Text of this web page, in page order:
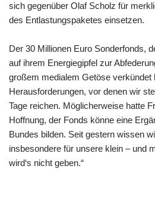
sich gegenüber Olaf Scholz für
des Entlastungspaketes einsetzen.
Der 30 Millionen Euro Sonderfonds,
auf ihrem Energiegipfel zur
großem medialem Getöse verkündet
Herausforderungen, vor denen wir
Tage reichen. Möglicherweise hatte
Hoffnung, der Fonds könne eine
Bundes bilden. Seit gestern wissen
insbesondere für unsere klein – und
wird‘s nicht geben.“